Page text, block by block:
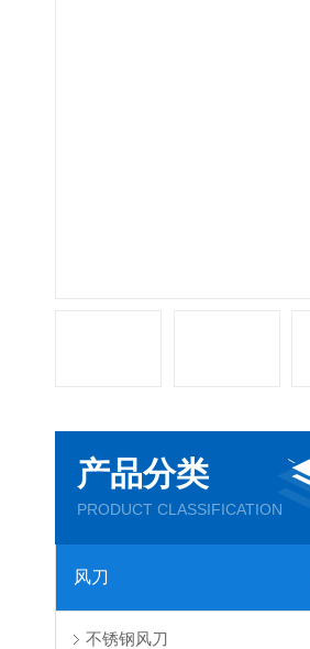
产品分类
PRODUCT CLASSIFICATION
风刀
不锈钢风刀